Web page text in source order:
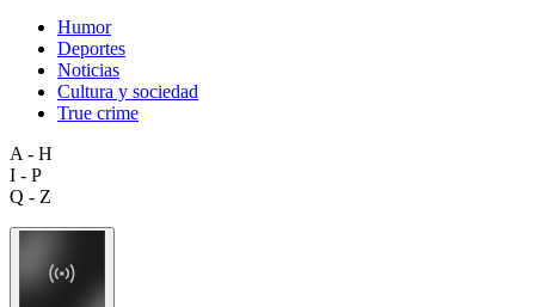
Humor
Deportes
Noticias
Cultura y sociedad
True crime
A - H
I - P
Q - Z